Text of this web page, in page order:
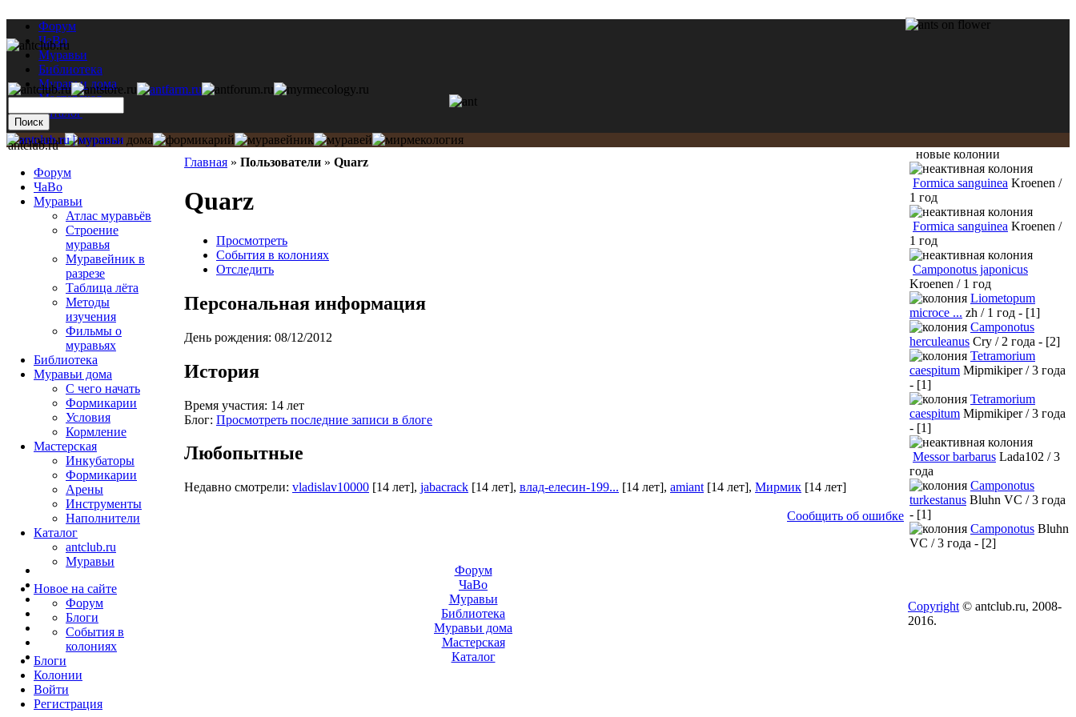
Форум
ЧаВо
Муравьи
Библиотека
Муравьи дома
Мастерская
Каталог
Главная » Пользователи » Quarz
Quarz
Просмотреть
События в колониях
Отследить
Персональная информация
День рождения: 08/12/2012
История
Время участия: 14 лет
Блог: Просмотреть последние записи в блоге
Любопытные
Недавно смотрели: vladislav10000 [14 лет], jabacrack [14 лет], влад-елесин-199... [14 лет], amiant [14 лет], Мирмик [14 лет]
Сообщить об ошибке
antclub.ru
Форум
ЧаВо
Муравьи
Атлас муравьёв
Строение
муравья
Муравейник в
разрезе
Таблица лёта
Методы
изучения
Фильмы о
муравьях
Библиотека
Муравьи дома
С чего начать
Формикарии
Условия
Кормление
Мастерская
Инкубаторы
Формикарии
Арены
Инструменты
Наполнители
Каталог
antclub.ru
Муравьи
Новое на сайте
Форум
Блоги
События в
колониях
Блоги
Колонии
Войти
Peгиcтpaция
новые колонии
Formica sanguinea Kroenen /
1 год
Formica sanguinea Kroenen /
1 год
Camponotus japonicus
Kroenen / 1 год
Liometopum
microce ... zh / 1 год - [1]
Camponotus
herculeanus Cry / 2 года - [2]
Tetramorium
caespitum Mipmikiper / 3 года
- [1]
Tetramorium
caespitum Mipmikiper / 3 года
- [1]
Messor barbarus Lada102 / 3
года
Camponotus
turkestanus Bluhn VC / 3 года
- [1]
Camponotus Bluhn
VC / 3 года - [2]
Форум
ЧаВо
Муравьи
Библиотека
Муравьи дома
Мастерская
Каталог
Copyright © antclub.ru, 2008-
2016.